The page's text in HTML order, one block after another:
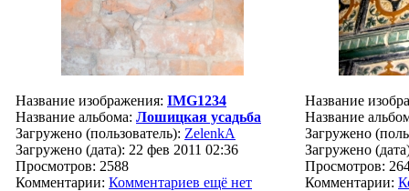
Название изображения: IMG1234
Название альбома: Лошицкая усадьба
Загружено (пользователь): ZelenkA
Загружено (дата): 22 фев 2011 02:36
Просмотров: 2588
Комментарии: Комментариев ещё нет
Название
Название
Загружено
Загружено
Просмотров:
Комментарии: